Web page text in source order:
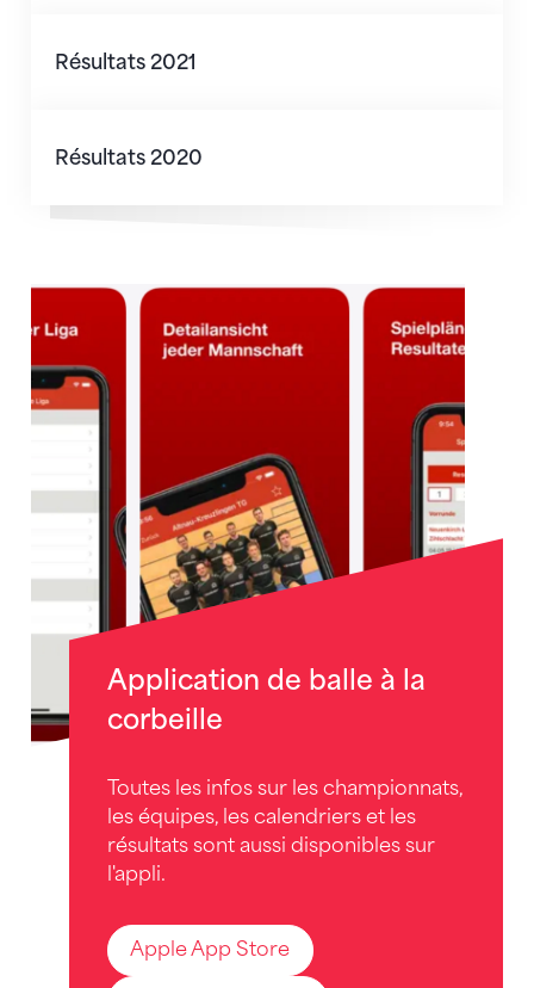
Résultats 2021
Résultats 2021
Résultats 2020
Résultats 2020
Application de balle à la
corbeille
Toutes les infos sur les championnats,
les équipes, les calendriers et les
résultats sont aussi disponibles sur
l'appli.
Apple App Store